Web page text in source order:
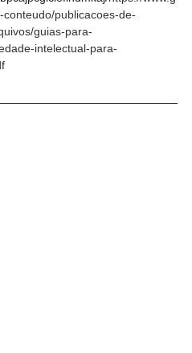
publicacoes-de-
guias-para-
intelectual-para-